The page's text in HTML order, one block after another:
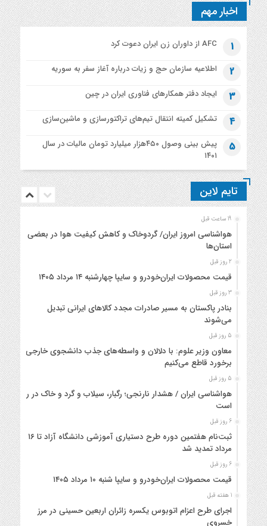
اخبار مهم
1 AFC از داوران زن ایران دعوت کرد
2 اطلاعیه‌ سازمان حج و زیات درباره آغاز سفر به سوریه
3 ایجاد دفتر همکارهای فناوری ایران در چین
4 تشکیل کمیته انتقال تیم‌های تراکتورسازی و ماشین‌سازی
5
پیش بینی وصول ۴۵۰هزار میلیارد تومان مالیات در سال
۱۴۰۱
تایم لاین
19 ساعت قبل
هواشناسی امروز ایران/ گردوخاک و کاهش کیفیت هوا در بعضی
استان‌ها
2 روز قبل
قیمت محصولات ایران‌خودرو و سایپا چهارشنبه ۱۴ مرداد ۱۴۰۵
3 روز قبل
بنادر پاکستان به مسیر صادرات مجدد کالاهای ایرانی تبدیل
می‌شوند
5 روز قبل
معاون وزیر علوم: با دلالان و واسطه‌های جذب دانشجوی خارجی
برخورد قاطع می‌کنیم
5 روز قبل
هواشناسی ایران / هشدار نارنجی؛ رگبار، سیلاب و گرد و خاک در راه
است
6 روز قبل
ثبت‌نام هفتمین دوره طرح دستیاری آموزشی دانشگاه آزاد تا ۱۶
مرداد تمدید شد
6 روز قبل
قیمت محصولات ایران‌خودرو و سایپا شنبه ۱۰ مرداد ۱۴۰۵
1 هفته قبل
اجرای طرح اعزام اتوبوس یکسره زائران اربعین حسینی در مرز
خسروی